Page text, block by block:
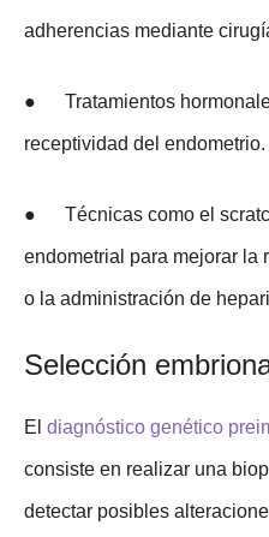
adherencias mediante
● Tratamientos
receptividad del endometrio.
● Técnicas como el
endometrial para mejorar la
o la administración de
Selección
El diagnóstico genético
consiste en realizar una
detectar posibles